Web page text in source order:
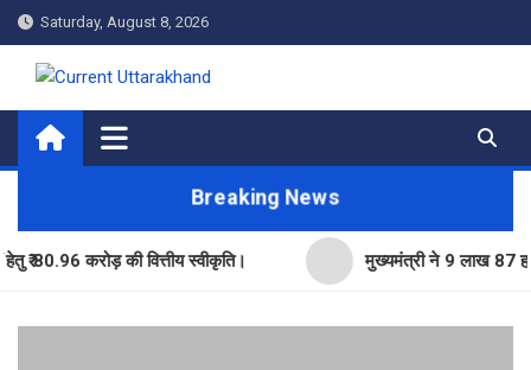
Skip
to
content
Saturday, August 8, 2026
Current Uttarakhand
Breaking News
करोड़ की वित्तीय स्वीकृति। मुख्यमंत्री ने 9 लाख 87 हजार17